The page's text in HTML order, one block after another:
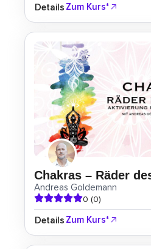
Details Zum Kurs*
Chakras – Räder
Andreas Goldemann
0 (0)
Details Zum Kurs*